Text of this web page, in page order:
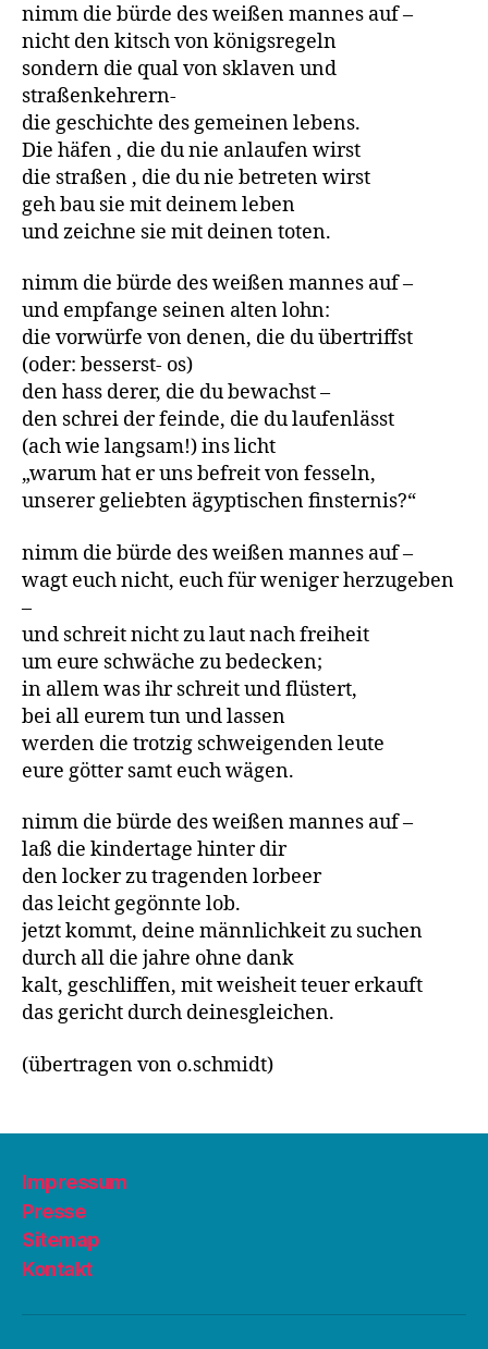
nimm die bürde des weißen mannes auf –
nicht den kitsch von königsregeln
sondern die qual von sklaven und
straßenkehrern-
die geschichte des gemeinen lebens.
Die häfen , die du nie anlaufen wirst
die straßen , die du nie betreten wirst
geh bau sie mit deinem leben
und zeichne sie mit deinen toten.
nimm die bürde des weißen mannes auf –
und empfange seinen alten lohn:
die vorwürfe von denen, die du übertriffst
(oder: besserst- os)
den hass derer, die du bewachst –
den schrei der feinde, die du laufenlässt
(ach wie langsam!) ins licht
„warum hat er uns befreit von fesseln,
unserer geliebten ägyptischen finsternis?“
nimm die bürde des weißen mannes auf –
wagt euch nicht, euch für weniger herzugeben
–
und schreit nicht zu laut nach freiheit
um eure schwäche zu bedecken;
in allem was ihr schreit und flüstert,
bei all eurem tun und lassen
werden die trotzig schweigenden leute
eure götter samt euch wägen.
nimm die bürde des weißen mannes auf –
laß die kindertage hinter dir
den locker zu tragenden lorbeer
das leicht gegönnte lob.
jetzt kommt, deine männlichkeit zu suchen
durch all die jahre ohne dank
kalt, geschliffen, mit weisheit teuer erkauft
das gericht durch deinesgleichen.
(übertragen von o.schmidt)
Impressum
Presse
Sitemap
Kontakt